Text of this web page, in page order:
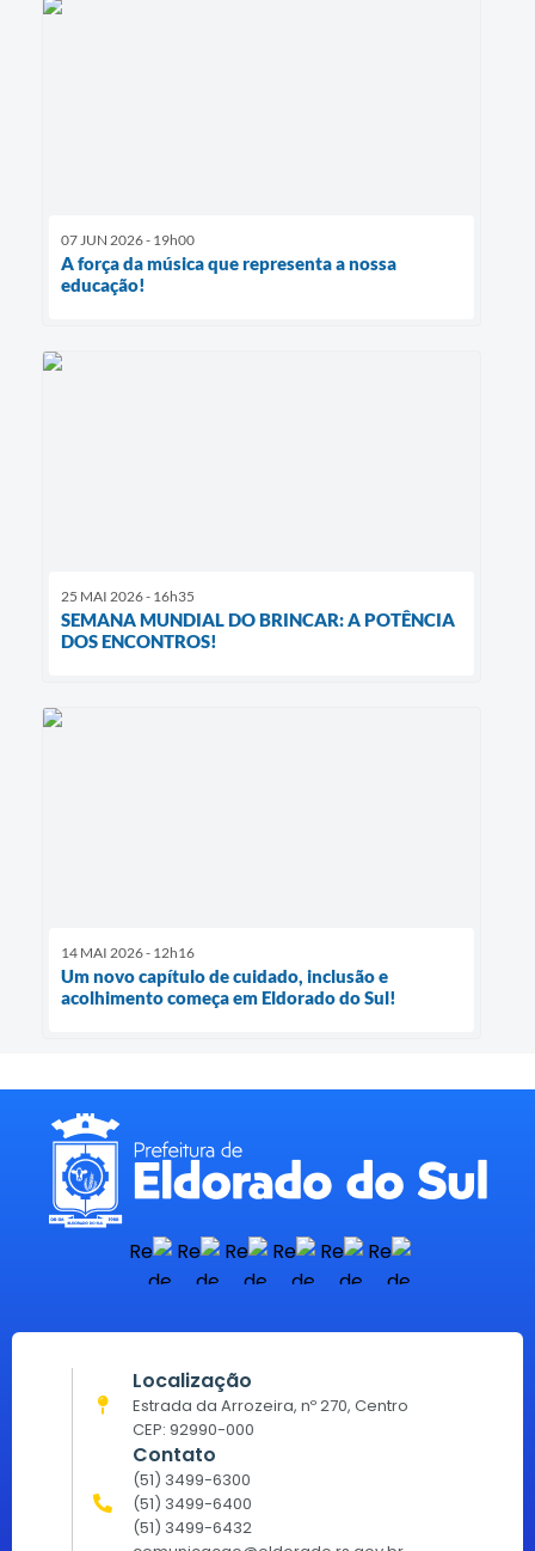
07 JUN 2026 - 19h00
A força da música que representa a nossa
educação!
25 MAI 2026 - 16h35
SEMANA MUNDIAL DO BRINCAR: A POTÊNCIA
DOS ENCONTROS!
14 MAI 2026 - 12h16
Um novo capítulo de cuidado, inclusão e
acolhimento começa em Eldorado do Sul!
Localização
Estrada da Arrozeira, nº 270, Centro
CEP: 92990-000
Contato
(51) 3499-6300
(51) 3499-6400
(51) 3499-6432